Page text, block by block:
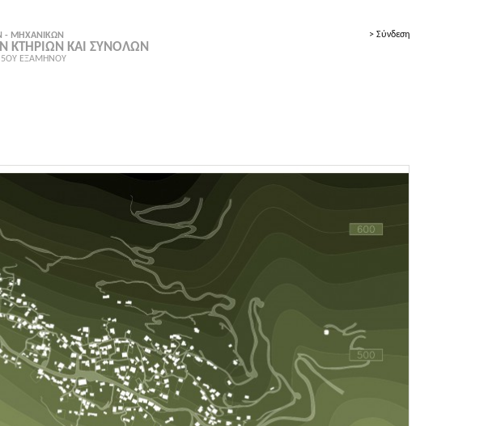
- ΜΗΧΑΝΙΚΩΝ
ΚΤΗΡΙΩΝ ΚΑΙ ΣΥΝΟΛΩΝ
ΕΞΑΜΗΝΟΥ
> Σύνδεση